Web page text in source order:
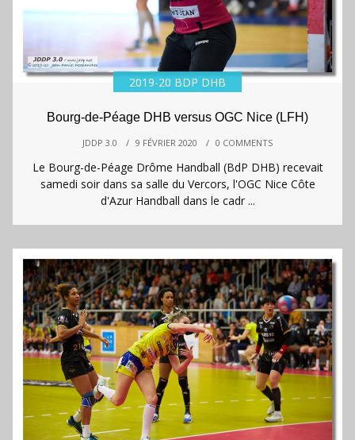
2019-20 BDP DHB
Bourg-de-Péage DHB versus OGC Nice (LFH)
JDDP 3.0 / 9 FÉVRIER 2020 / 0 COMMENTS
Le Bourg-de-Péage Drôme Handball (BdP DHB) recevait
samedi soir dans sa salle du Vercors, l'OGC Nice Côte
d'Azur Handball dans le cadr ...